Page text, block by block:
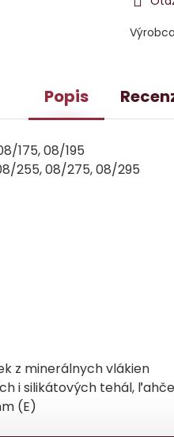
Popis
175, 08/195
255, 08/275, 08/295
z minerálnych vlákien
i silikátových tehál,
(E)